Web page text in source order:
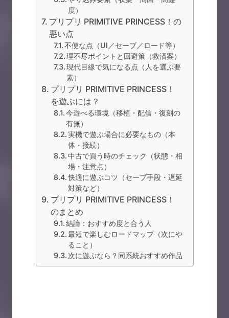
度）
プリプリ PRIMITIVE PRINCESS！の
悪い点
不便な点（UI／セーブ／ロード等）
理不尽ポイントと回避策（救済案）
現代目線で気になる点（人を選ぶ要
素）
プリプリ PRIMITIVE PRINCESS！
を遊ぶには？
今遊べる環境（移植・配信・復刻の
有無）
実機で遊ぶ場合に必要なもの（本
体・接続）
中古で買う時のチェック（状態・相
場・注意点）
快適に遊ぶコツ（セーブ手段・遅延
対策など）
プリプリ PRIMITIVE PRINCESS！
のまとめ
結論：おすすめ度と合う人
最短で楽しむロードマップ（次にや
ること）
次に遊ぶなら？同系統おすすめ作品